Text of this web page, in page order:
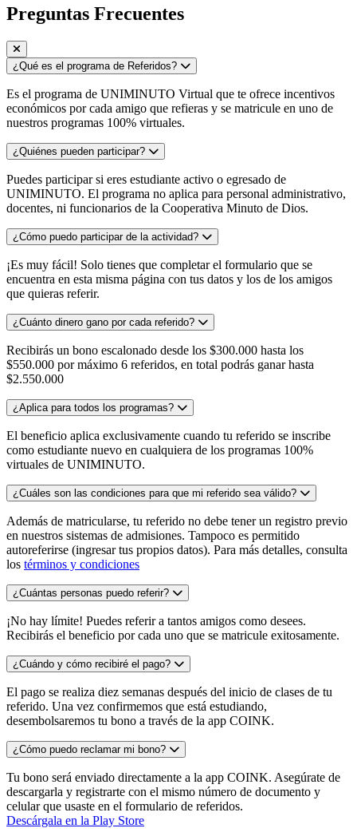
Preguntas Frecuentes
¿Qué es el programa de Referidos?
Es el programa de UNIMINUTO Virtual que te ofrece incentivos
económicos por cada amigo que refieras y se matricule en uno de
nuestros programas 100% virtuales.
¿Quiénes pueden participar?
Puedes participar si eres estudiante activo o egresado de
UNIMINUTO. El programa no aplica para personal administrativo,
docentes, ni funcionarios de la Cooperativa Minuto de Dios.
¿Cómo puedo participar de la actividad?
¡Es muy fácil! Solo tienes que completar el formulario que se
encuentra en esta misma página con tus datos y los de los amigos
que quieras referir.
¿Cuánto dinero gano por cada referido?
Recibirás un bono escalonado desde los $300.000 hasta los
$550.000 por máximo 6 referidos, en total podrás ganar hasta
$2.550.000
¿Aplica para todos los programas?
El beneficio aplica exclusivamente cuando tu referido se inscribe
como estudiante nuevo en cualquiera de los programas 100%
virtuales de UNIMINUTO.
¿Cuáles son las condiciones para que mi referido sea válido?
Además de matricularse, tu referido no debe tener un registro previo
en nuestros sistemas de admisiones. Tampoco es permitido
autoreferirse (ingresar tus propios datos). Para más detalles, consulta
los términos y condiciones
¿Cuántas personas puedo referir?
¡No hay límite! Puedes referir a tantos amigos como desees.
Recibirás el beneficio por cada uno que se matricule exitosamente.
¿Cuándo y cómo recibiré el pago?
El pago se realiza diez semanas después del inicio de clases de tu
referido. Una vez confirmemos que está estudiando,
desembolsaremos tu bono a través de la app COINK.
¿Cómo puedo reclamar mi bono?
Tu bono será enviado directamente a la app COINK. Asegúrate de
descargarla y registrarte con el mismo número de documento y
celular que usaste en el formulario de referidos.
Descárgala en la Play Store